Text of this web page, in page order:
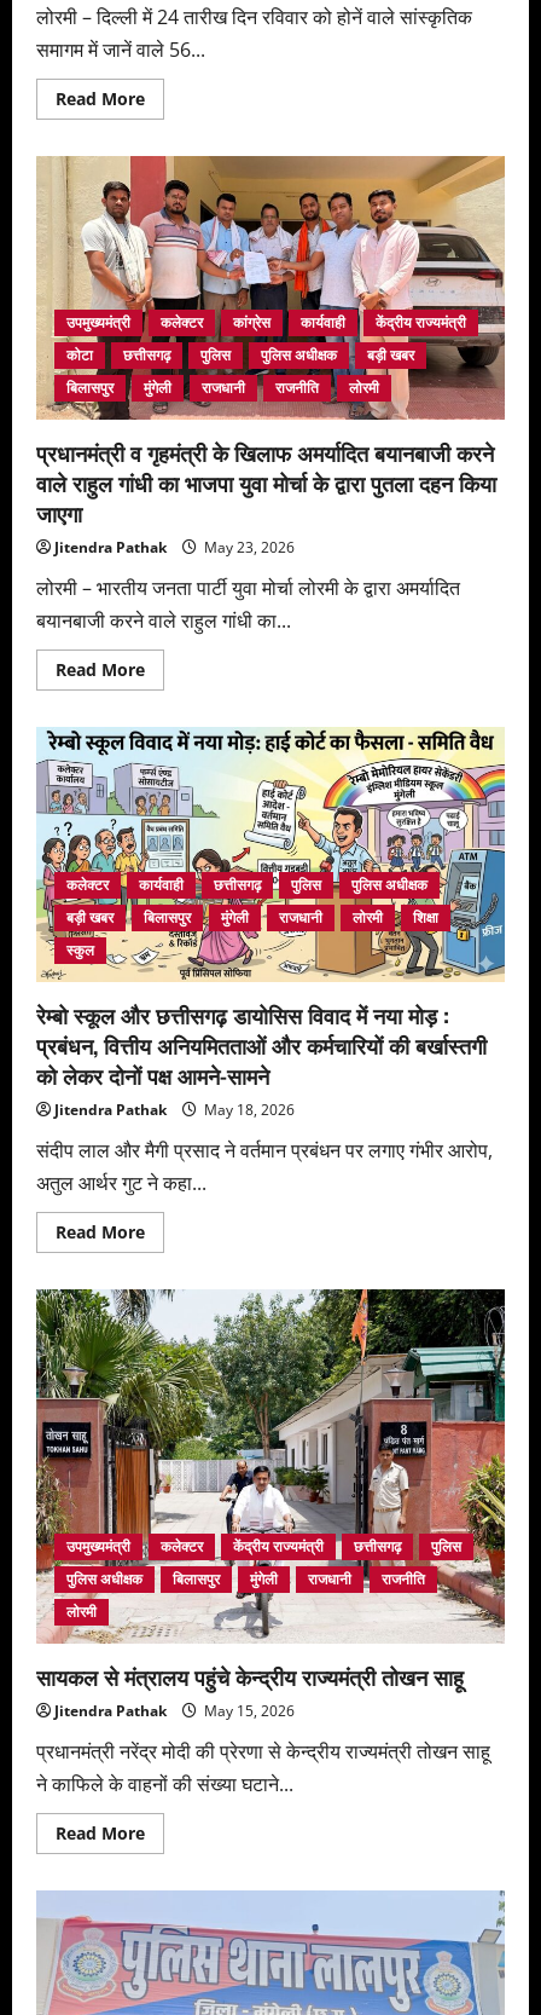
लोरमी – दिल्ली में 24 तारीख दिन रविवार को होनें वाले सांस्कृतिक
समागम में जानें वाले 56...
Read MoreRead
more
प्रयास
द्वारा
जनजाति
समाज
को
दिल्ली
रवाना
किया
गया
उपमुख्यमंत्री कलेक्टर कांग्रेस कार्यवाही
केंद्रीय राज्यमंत्री
कोटा
छत्तीसगढ़ पुलिस पुलिस अधीक्षक
बड़ी खबर
बिलासपुर
मुंगेली राजधानी राजनीति लोरमी
प्रधानमंत्री व गृहमंत्री के खिलाफ अमर्यादित बयानबाजी करने
वाले राहुल गांधी का भाजपा युवा मोर्चा के द्वारा पुतला दहन किया
जाएगा
Jitendra Pathak May 23, 2026
लोरमी – भारतीय जनता पार्टी युवा मोर्चा लोरमी के द्वारा अमर्यादित
बयानबाजी करने वाले राहुल गांधी का...
Read MoreRead
more
व
गृहमंत्री
के
खिलाफ
अमर्यादित
बयानबाजी
करने
वाले
राहुल
गांधी
का
भाजपा
युवा
मोर्चा
के
द्वारा
पुतला
दहन
किया
जाएगा
कलेक्टर कार्यवाही छत्तीसगढ़ पुलिस
पुलिस अधीक्षक
बड़ी खबर
बिलासपुर मुंगेली राजधानी लोरमी
शिक्षा
स्कुल
रेम्बो स्कूल और छत्तीसगढ़ डायोसिस विवाद में नया मोड़ :
प्रबंधन, वित्तीय अनियमितताओं और कर्मचारियों की बर्खास्तगी
को लेकर दोनों पक्ष आमने-सामने
Jitendra Pathak May 18, 2026
संदीप लाल और मैगी प्रसाद ने वर्तमान प्रबंधन पर लगाए गंभीर आरोप,
अतुल आर्थर गुट ने कहा...
Read MoreRead
more
स्कूल
और
छत्तीसगढ़
डायोसिस
विवाद
में
नया
मोड़
:
प्रबंधन,
वित्तीय
अनियमितताओं
और
कर्मचारियों
की
बर्खास्तगी
को
लेकर
दोनों
पक्ष
आमने-
उपमुख्यमंत्री कलेक्टर केंद्रीय राज्यमंत्री छत्तीसगढ़
पुलिस
पुलिस अधीक्षक
बिलासपुर मुंगेली राजधानी
राजनीति
लोरमी
सायकल से मंत्रालय पहुंचे केन्द्रीय राज्यमंत्री तोखन साहू
Jitendra Pathak May 15, 2026
प्रधानमंत्री नरेंद्र मोदी की प्रेरणा से केन्द्रीय राज्यमंत्री तोखन साहू
ने काफिले के वाहनों की संख्या घटाने...
Read MoreRead
more
पहुंचे
केन्द्रीय
राज्यमंत्री
तोखन
साहू